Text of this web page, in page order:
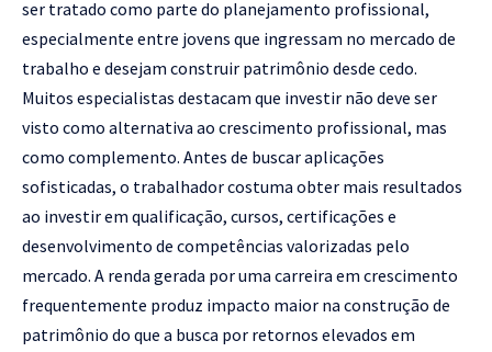
ser tratado como parte do planejamento profissional,
especialmente entre jovens que ingressam no mercado de
trabalho e desejam construir patrimônio desde cedo.
Muitos especialistas destacam que investir não deve ser
visto como alternativa ao crescimento profissional, mas
como complemento. Antes de buscar aplicações
sofisticadas, o trabalhador costuma obter mais resultados
ao investir em qualificação, cursos, certificações e
desenvolvimento de competências valorizadas pelo
mercado. A renda gerada por uma carreira em crescimento
frequentemente produz impacto maior na construção de
patrimônio do que a busca por retornos elevados em